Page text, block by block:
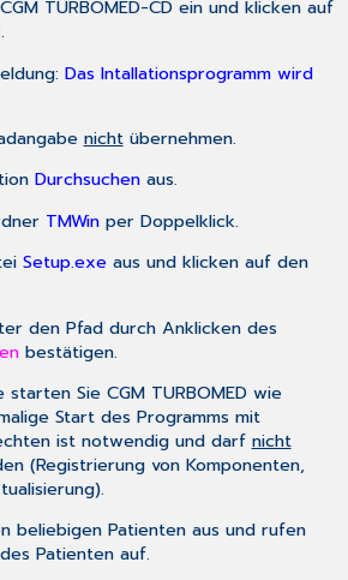
TURBOMED-CD ein und klicken auf
.
Das Intallationsprogramm wird
nichtübernehmen.
Durchsuchenaus.
TMWinper Doppelklick.
Setup.exeaus und klicken auf den
den Pfad durch Anklicken des
bestätigen.
Sie CGM TURBOMED wie
Start des Programms mit
ist notwendig und darf nicht
(Registrierung von Komponenten,
beliebigen Patienten aus und rufen
Patienten auf.